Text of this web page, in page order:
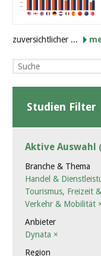
zuversichtlicher ...
Studien Filter
Aktive Auswahl
Branche & Thema
Handel &
Tourismus, Freizeit
Verkehr & Mobilität
Anbieter
Dynata ×
Region